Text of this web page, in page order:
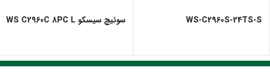
WS-C2960S-24TS-S سوئیچ سیسکو WS C2960C 8PC L